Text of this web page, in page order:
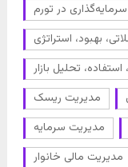
سرمایه‌گذاری در تورم
بهبود، استراتژی
تحلیل بازار
مدیریت ریسک
مدیریت سرمایه
مدیریت مالی خانوار